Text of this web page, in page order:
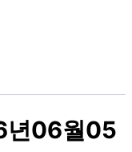
년06월05